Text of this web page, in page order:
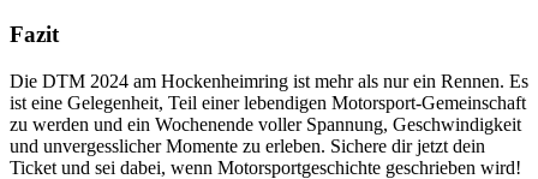
Fazit
Die DTM 2024 am Hockenheimring ist mehr als nur ein Rennen. Es
ist eine Gelegenheit, Teil einer lebendigen Motorsport-Gemeinschaft
zu werden und ein Wochenende voller Spannung, Geschwindigkeit
und unvergesslicher Momente zu erleben. Sichere dir jetzt dein
Ticket und sei dabei, wenn Motorsportgeschichte geschrieben wird!